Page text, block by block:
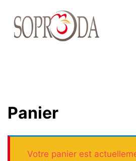
Panier
Votre panier est